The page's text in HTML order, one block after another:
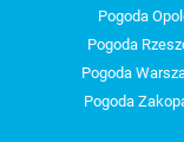
Pogoda
Pogoda
Pogoda
Pogoda